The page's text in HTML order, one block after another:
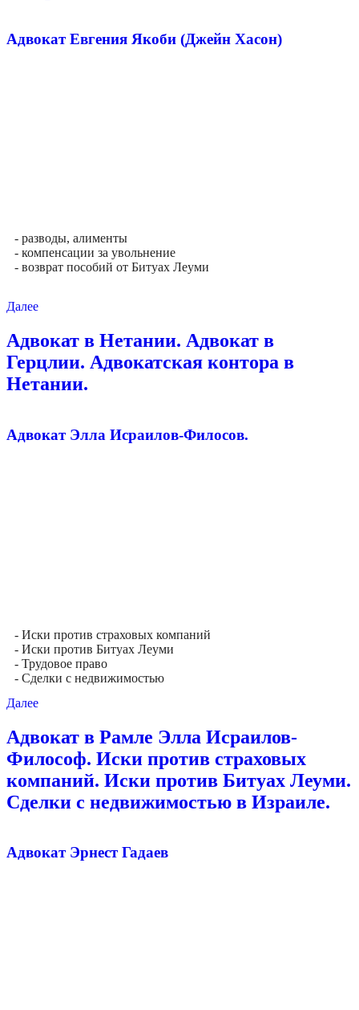
Адвокат Евгения Якоби (Джейн Хасон)
- разводы, алименты
- компенсации за увольнение
- возврат пособий от Битуах Леуми
Далее
Адвокат в Нетании. Адвокат в
Герцлии. Адвокатская контора в
Нетании.
Адвокат Элла Исраилов-Филосов.
- Иски против страховых компаний
- Иски против Битуах Леуми
- Трудовое право
- Сделки с недвижимостью
Далее
Адвокат в Рамле Элла Исраилов-
Философ. Иски против страховых
компаний. Иски против Битуах Леуми.
Сделки с недвижимостью в Израиле.
Адвокат Эрнест Гадаев